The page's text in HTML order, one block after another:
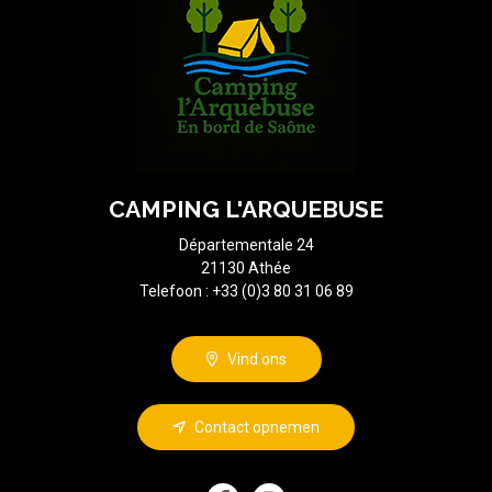
CAMPING L'ARQUEBUSE
Départementale 24
21130 Athée
Telefoon : +33 (0)3 80 31 06 89
Vind ons
Contact opnemen